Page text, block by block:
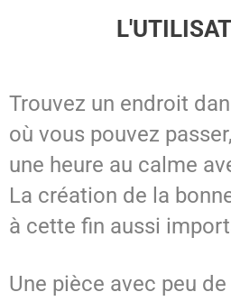
Trouvez un endroit
où vous pouvez
une heure au calme
La création de la
à cette fin aussi
Une pièce avec peu